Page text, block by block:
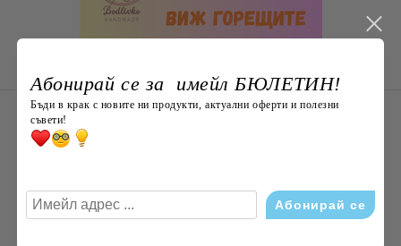
НОВО ОТ Bodlivko. bg
Абонирай се за имейл БЮЛЕТИН!
Бъди в крак с новите ни продукти, актуални оферти и полезни
съвети!